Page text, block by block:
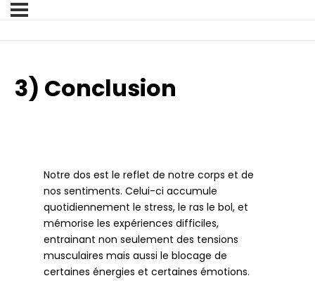
3) Conclusion
Notre dos est le reflet de notre corps et de
nos sentiments. Celui-ci accumule
quotidiennement le stress, le ras le bol, et
mémorise les expériences difficiles,
entrainant non seulement des tensions
musculaires mais aussi le blocage de
certaines énergies et certaines émotions.